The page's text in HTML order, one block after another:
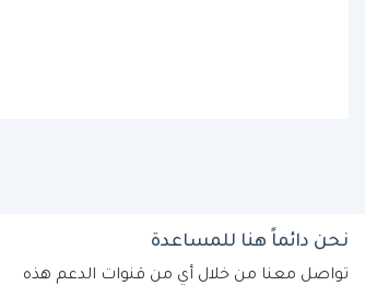
نحن دائماً هنا للمساعدة
تواصل معنا من خلال أي من قنوات الدعم هذه